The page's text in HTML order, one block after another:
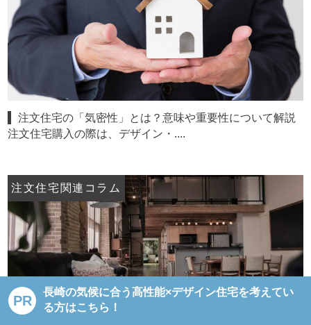
注文住宅の「気密性」とは？意味や重要性について解説
注文住宅購入の際は、デザイン・....
注文住宅関連コラム
PR
長崎の気候に合う高性能×デザイン住宅を考えてい
る方はこちら！